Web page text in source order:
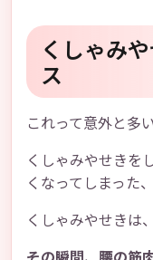
くしゃみ
ス
これって意外と多
くしゃみやせきを
くなってしまった
くしゃみやせきは